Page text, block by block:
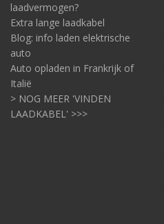
laadvermogen?
Extra lange laadkabel
Blog: info laden elektrische
auto
Auto opladen in Frankrijk of
Italië
> NOG MEER 'VINDEN
LAADKABEL' >>>